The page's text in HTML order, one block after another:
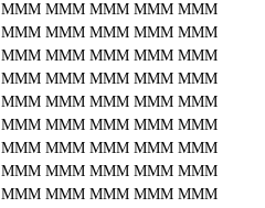
MMM MMM MMM MMM MMM
MMM MMM MMM MMM MMM
MMM MMM MMM MMM MMM
MMM MMM MMM MMM MMM
MMM MMM MMM MMM MMM
MMM MMM MMM MMM MMM
MMM MMM MMM MMM MMM
MMM MMM MMM MMM MMM
MMM MMM MMM MMM MMM